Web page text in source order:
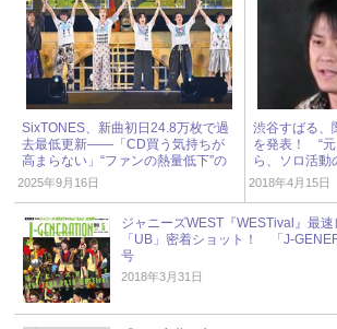
SixTONES、新曲初日24.8万枚で過
去最低更新――「CD買う気持ちが
高まらない」“ファンの熱量低下”の
理由とは？ « ジャニーズ研究会
2025年9月16日
渋谷すばる、
を発表！ “元
ら、ソロ活動
2018年4月15日
ジャニーズWEST『WESTival』最
「UB」密着ショット！ 「J-
号
2018年3月31日